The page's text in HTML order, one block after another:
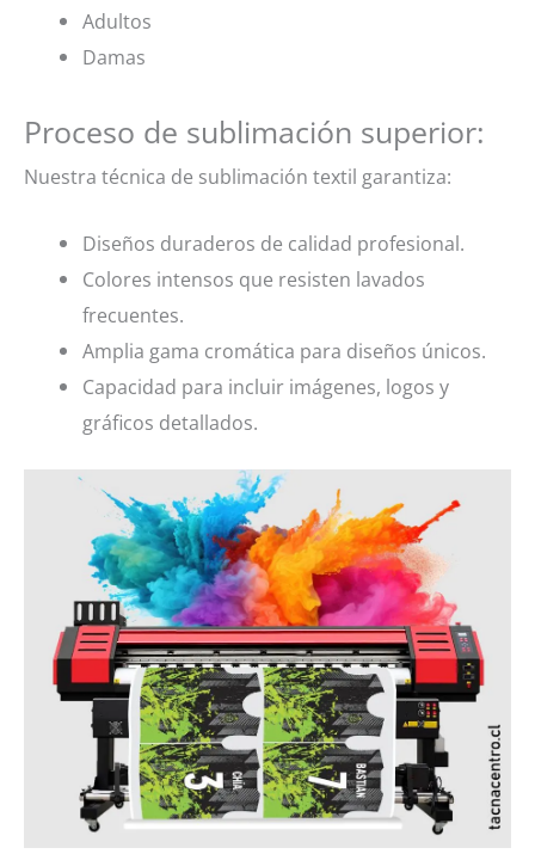
Adultos
Damas
Proceso de sublimación superior:
Nuestra técnica de sublimación textil garantiza:
Diseños duraderos de calidad profesional.
Colores intensos que resisten lavados
frecuentes.
Amplia gama cromática para diseños únicos.
Capacidad para incluir imágenes, logos y
gráficos detallados.